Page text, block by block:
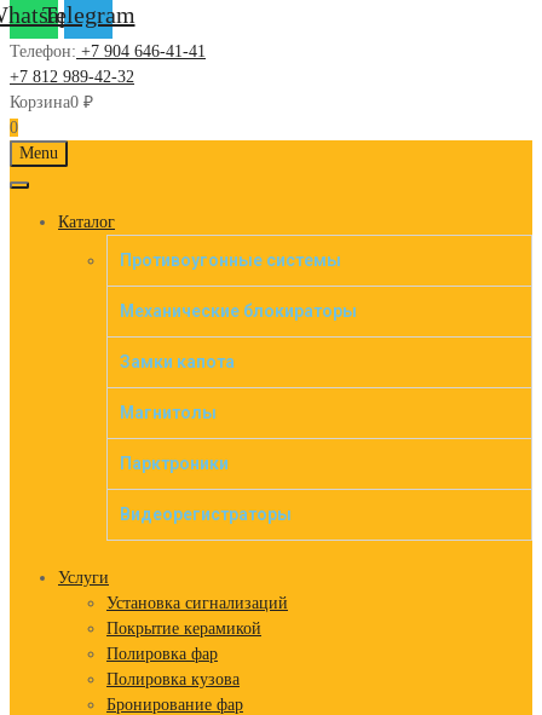
Telegram
Телефон: +7 904 646-41-41
+7 812 989-42-32
Корзина0 ₽
0
Skip
to
Menu
Каталог
Противоугонные системы
Механические блокираторы
Замки капота
Магнитолы
Парктроники
Видеорегистраторы
Услуги
Установка сигнализаций
Покрытие керамикой
Полировка фар
Полировка кузова
Бронирование фар